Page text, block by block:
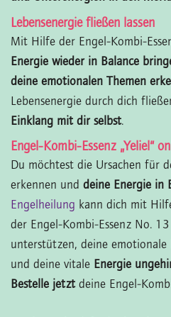
Lebensenergie fließen lassen
Mit Hilfe der Engel-Kombi-
Energie wieder in Balance
deine emotionalen Themen
Lebensenergie durch dich
Einklang mit dir selbst.
Engel-Kombi-Essenz „Yeliel“
Du möchtest die Ursachen für
erkennen und deine Energie in
Engelheilung kann dich mit
der Engel-Kombi-Essenz No.
unterstützen, deine emotionale
und deine vitale Energie
Bestelle jetzt deine Engel-